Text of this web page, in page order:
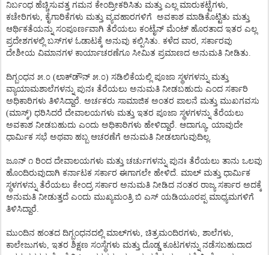
ನಿರ್ಬಂಧ ಹೆಚ್ಚಿಸುವತ್ತ ಗಮನ ಕೇಂದ್ರೀಕರಿಸಿತು ಮತ್ತು ಎಲ್ಲ ಮಾರುಕಟ್ಟೆಗಳು,
ಕಚೇರಿಗಳು, ಕೈಗಾರಿಕೆಗಳು ಮತ್ತು ವ್ಯವಹಾರಗಳಿಗೆ ಅವಕಾಶ ಮಾಡಿಕೊಟ್ಟಿತು ಮತ್ತು
ಆರ್ಥಿಕತೆಯನ್ನು ಸಂಪೂರ್ಣವಾಗಿ ತೆರೆಯಲು ಕಂಟೈನ್ ಮೆಂಟ್ ಹೊರತಾದ ಇತರ ಎಲ್ಲ
ಪ್ರದೇಶಗಳಲ್ಲಿ ಬಸ್ಗಳ ಓಡಾಟಕ್ಕೆ ಅನುವು ಕಲ್ಪಿಸಿತು. ಕಳೆದ ವಾರ, ಸರ್ಕಾರವು
ದೇಶೀಯ ವಿಮಾನಗಳ ಕಾರ್ಯಾಚರಣೆಗೂ ಸೀಮಿತ ಪ್ರಮಾಣದ ಅನುಮತಿ ನೀಡಿತು.
ದಿಗ್ಬಂಧನ ೫.೦ (ಲಾಕ್ಡೌನ್ ೫.೦) ಸಡಿಲಿಕೆಯಲ್ಲಿ ಪೂಜಾ ಸ್ಥಳಗಳನ್ನು ಮತ್ತು
ವ್ಯಾಯಾಮಶಾಲೆಗಳನ್ನು ಪುನಃ ತೆರೆಯಲು ಅನುಮತಿ ನೀಡಬಹುದು ಎಂದ ಸರ್ಕಾರಿ
ಅಧಿಕಾರಿಗಳು ತಿಳಿಸಿದ್ದಾರೆ. ಅರ್ಚಕರು ಸಾಮಾಜಿಕ ಅಂತರ ಪಾಲನೆ ಮತ್ತು ಮುಖಗವಸು
(ಮಾಸ್ಕ್) ಧರಿಸಿದರೆ ದೇವಾಲಯಗಳು ಮತ್ತು ಇತರ ಪೂಜಾ ಸ್ಥಳಗಳನ್ನು ತೆರೆಯಲು
ಅವಕಾಶ ನೀಡಬಹುದು ಎಂದು ಅಧಿಕಾರಿಗಳು ಹೇಳಿದ್ದಾರೆ. ಆದಾಗ್ಯೂ, ಯಾವುದೇ
ಧಾರ್ಮಿಕ ಸಭೆ ಅಥವಾ ಹಬ್ಬ ಆಚರಣೆಗೆ ಅನುಮತಿ ನೀಡಲಾಗುವುದಿಲ್ಲ.
ಜೂನ್ ೧ ರಿಂದ ದೇವಾಲಯಗಳು ಮತ್ತು ಚರ್ಚುಗಳನ್ನು ಪುನಃ ತೆರೆಯಲು ತಾನು ಒಲವು
ಹೊಂದಿರುವುದಾಗಿ ಕರ್ನಾಟಕ ಸರ್ಕಾರ ಈಗಾಗಲೇ ಹೇಳಿದೆ. ಮಾಲ್ ಮತ್ತು ಧಾರ್ಮಿಕ
ಸ್ಥಳಗಳನ್ನು ತೆರೆಯಲು ಕೇಂದ್ರ ಸರ್ಕಾರ ಅನುಮತಿ ನೀಡಿದ ನಂತರ ರಾಜ್ಯ ಸರ್ಕಾರ ಅದಕ್ಕೆ
ಅನುಮತಿ ನೀಡುತ್ತದೆ ಎಂದು ಮುಖ್ಯಮಂತ್ರಿ ಬಿ ಎಸ್ ಯಡಿಯೂರಪ್ಪ ಮಾಧ್ಯಮಗಳಿಗೆ
ತಿಳಿಸಿದ್ದಾರೆ.
ಮುಂದಿನ ಹಂತದ ದಿಗ್ಬಂಧನದಲ್ಲಿ ಮಾಲ್ಗಳು, ಚಿತ್ರಮಂದಿರಗಳು, ಶಾಲೆಗಳು,
ಕಾಲೇಜುಗಳು, ಇತರ ಶಿಕ್ಷಣ ಸಂಸ್ಥೆಗಳು ಮತ್ತು ದೊಡ್ಡ ಕೂಟಗಳನ್ನು ನಡೆಸಬಹುದಾದ